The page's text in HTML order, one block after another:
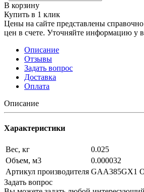
В корзину
Купить в 1 клик
Цены на сайте представлены
цен в счете. Уточняйте информацию у
Описание
Отзывы
Задать вопрос
Доставка
Оплата
Описание
Характеристики
Вес, кг
0.025
Объем, м3
0.000032
Артикул производителя GAA385GX1
Задать вопрос